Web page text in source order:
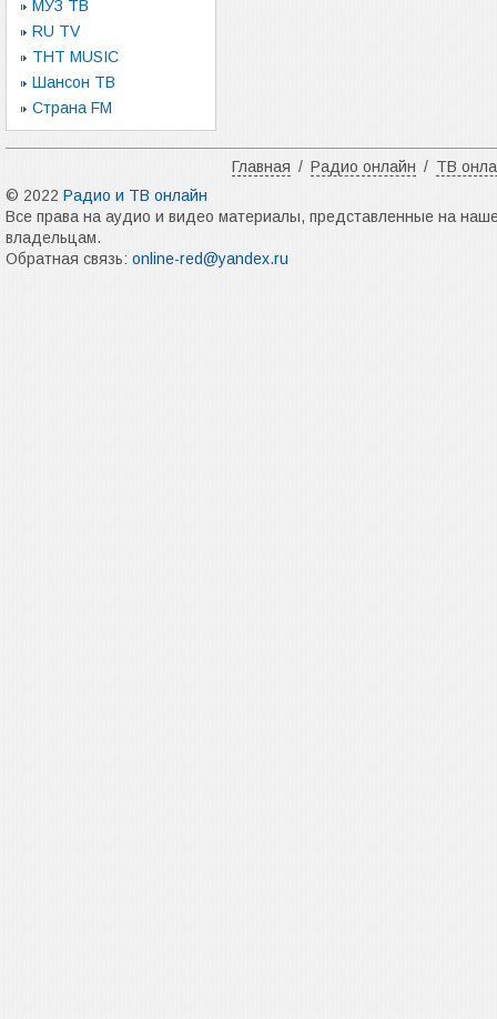
МУЗ ТВ
RU TV
ТНТ MUSIC
Шансон ТВ
Страна FM
Главная / Радио онлайн / ТВ
© 2022 Радио и ТВ онлайн
Все права на аудио и видео материалы, представленные на
владельцам.
Обратная связь: online-red@yandex.ru